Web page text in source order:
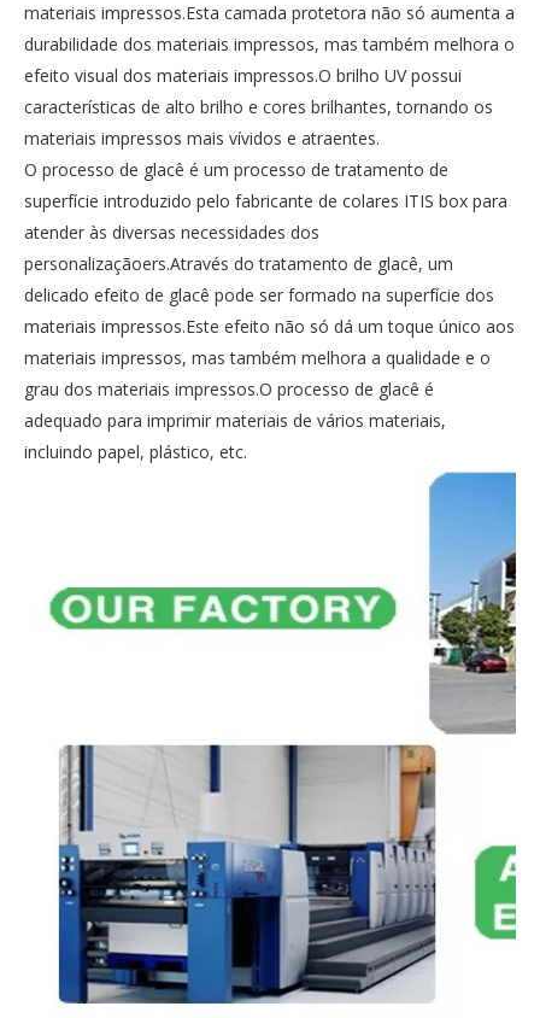
materiais impressos.Esta camada protetora não só aumenta a
durabilidade dos materiais impressos, mas também melhora o
efeito visual dos materiais impressos.O brilho UV possui
características de alto brilho e cores brilhantes, tornando os
materiais impressos mais vívidos e atraentes.
O processo de glacê é um processo de tratamento de
superfície introduzido pelo fabricante de colares ITIS box para
atender às diversas necessidades dos
personalizaçãoers.Através do tratamento de glacê, um
delicado efeito de glacê pode ser formado na superfície dos
materiais impressos.Este efeito não só dá um toque único aos
materiais impressos, mas também melhora a qualidade e o
grau dos materiais impressos.O processo de glacê é
adequado para imprimir materiais de vários materiais,
incluindo papel, plástico, etc.